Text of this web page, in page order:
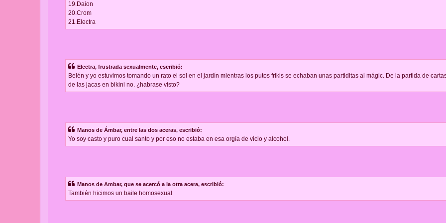
19.Daion
20.Crom
21.Electra
Electra, frustrada sexualmente, escribió:
Belén y yo estuvimos tomando un rato el sol en el jardín mientras los putos frikis se echaban unas partiditas al mágic. De la partida de
de las jacas en bikini no. ¿habrase visto?
Manos de Ámbar, entre las dos aceras, escribió:
Yo soy casto y puro cual santo y por eso no estaba en esa orgía de vicio y alcohol.
Manos de Ambar, que se acercó a la otra acera, escribió:
También hicimos un baile homosexual